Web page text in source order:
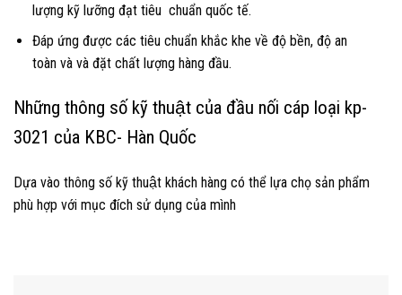
lượng kỹ lưỡng đạt tiêu chuẩn quốc tế.
Đáp ứng được các tiêu chuẩn khắc khe về độ bền, độ an
toàn và và đặt chất lượng hàng đầu.
Những thông số kỹ thuật của đầu nối cáp loại kp-
3021 của KBC- Hàn Quốc
Dựa vào thông số kỹ thuật khách hàng có thể lựa chọ sản phẩm
phù hợp với mục đích sử dụng của mình